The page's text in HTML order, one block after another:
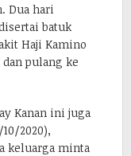
Dua hari
batuk
Haji Kamino
pulang ke
Kanan ini juga
2020),
keluarga minta